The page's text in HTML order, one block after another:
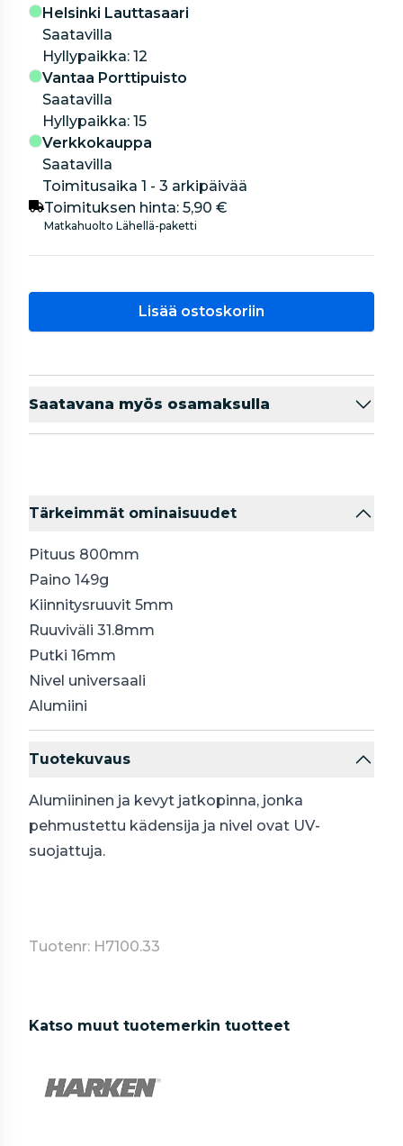
Helsinki Lauttasaari
Saatavilla
hyllypaikka: 12
Vantaa Porttipuisto
Saatavilla
hyllypaikka: 15
Verkkokauppa
Saatavilla
Toimitusaika 1 - 3 arkipäivää
Toimituksen hinta: 5,90 €
Matkahuolto Lähellä-paketti
Lisää ostoskoriin
Saatavana myös osamaksulla
Tärkeimmät ominaisuudet
Pituus 800mm
Paino 149g
Kiinnitysruuvit 5mm
Ruuviväli 31.8mm
Putki 16mm
Nivel universaali
Alumiini
Tuotekuvaus
Alumiininen ja kevyt jatkopinna, jonka
pehmustettu kädensija ja nivel ovat UV-
suojattuja.
Tuotenr: H7100.33
Katso muut tuotemerkin tuotteet